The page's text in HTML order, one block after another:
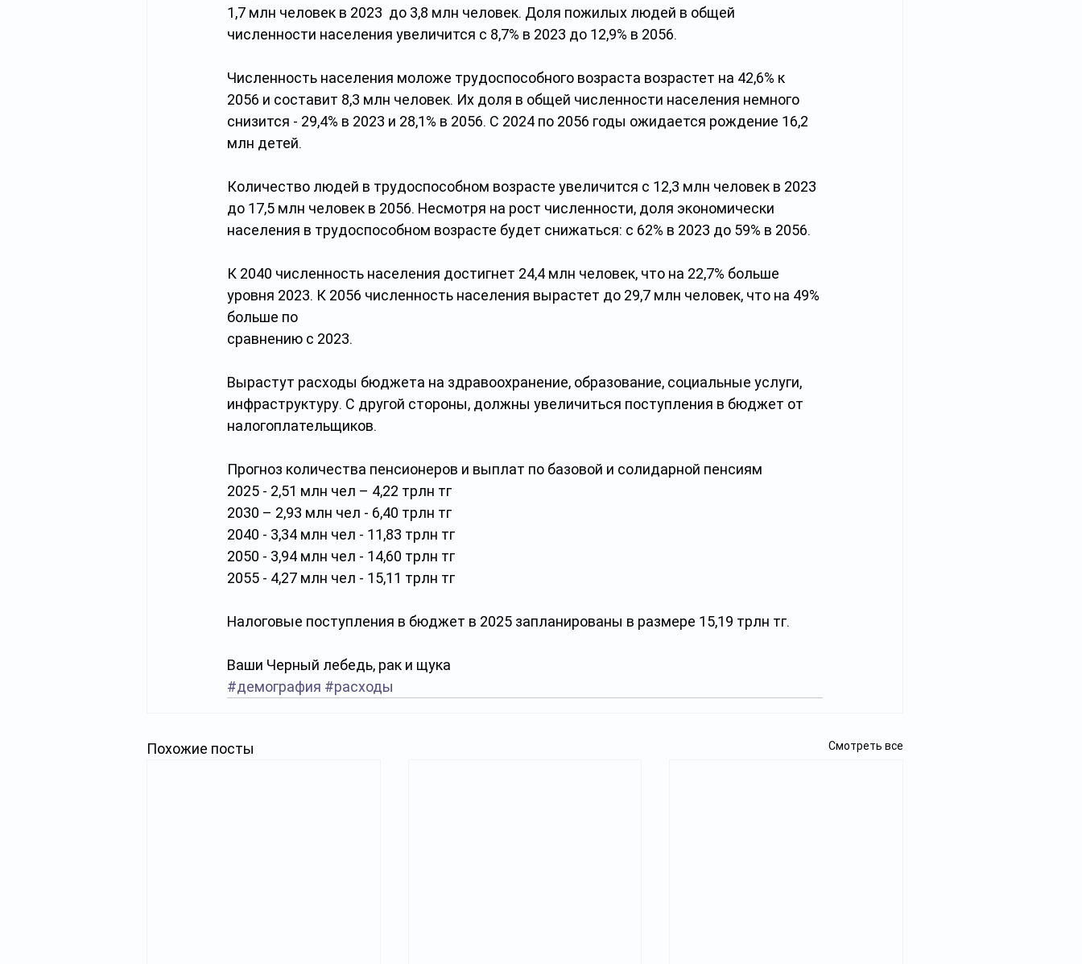
1,7 млн человек в 2023  до 3,8 млн человек. Доля пожилых людей в общей
численности населения увеличится с 8,7% в 2023 до 12,9% в 2056.
Численность населения моложе трудоспособного возраста возрастет на 42,6% к
2056 и составит 8,3 млн человек. Их доля в общей численности населения немного
снизится - 29,4% в 2023 и 28,1% в 2056. С 2024 по 2056 годы ожидается рождение 16,2
млн детей.
Количество людей в трудоспособном возрасте увеличится с 12,3 млн человек в 2023
до 17,5 млн человек в 2056. Несмотря на рост численности, доля экономически
населения в трудоспособном возрасте будет снижаться: с 62% в 2023 до 59% в 2056.
К 2040 численность населения достигнет 24,4 млн человек, что на 22,7% больше
уровня 2023. К 2056 численность населения вырастет до 29,7 млн человек, что на 49%
больше по
сравнению с 2023.
Вырастут расходы бюджета на здравоохранение, образование, социальные услуги,
инфраструктуру. С другой стороны, должны увеличиться поступления в бюджет от
налогоплательщиков.
Прогноз количества пенсионеров и выплат по базовой и солидарной пенсиям
2025 - 2,51 млн чел – 4,22 трлн тг
2030 – 2,93 млн чел - 6,40 трлн тг
2040 - 3,34 млн чел - 11,83 трлн тг
2050 - 3,94 млн чел - 14,60 трлн тг
2055 - 4,27 млн чел - 15,11 трлн тг
Налоговые поступления в бюджет в 2025 запланированы в размере 15,19 трлн тг.
Ваши Черный лебедь, рак и щука
#демография #расходы
Похожие посты Смотреть все